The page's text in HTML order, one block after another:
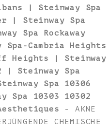
| Steinway Spa
| Steinway Spa
Spa Rockaway
Cambria Heights
Heights | Steinway
| Steinway Spa
Spa 10306
Spa 10303 10302
- AKNE
CHEMISCHE